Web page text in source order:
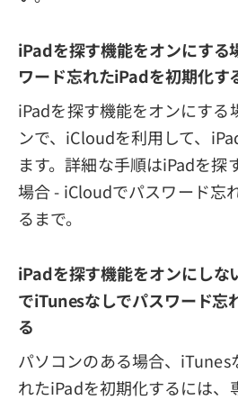
iPadを探す機能をオンにする
ワード忘れたiPadを初期化す
iPadを探す機能をオンにする
ンで、iCloudを利用して、
ます。詳細な手順はiPadを探
場合 - iCloudでパスワード忘
るまで。
iPadを探す機能をオンにしな
でiTunesなしでパスワード忘
る
パソコンのある場合、iTunes
れたiPadを初期化するには、